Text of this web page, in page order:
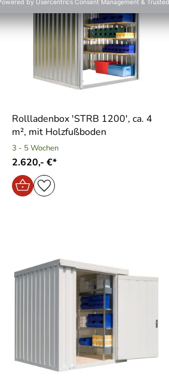
Rollladenbox ′STRB 1200′, ca. 4
m², mit Holzfußboden
3 - 5 Wochen
2.620,- €*